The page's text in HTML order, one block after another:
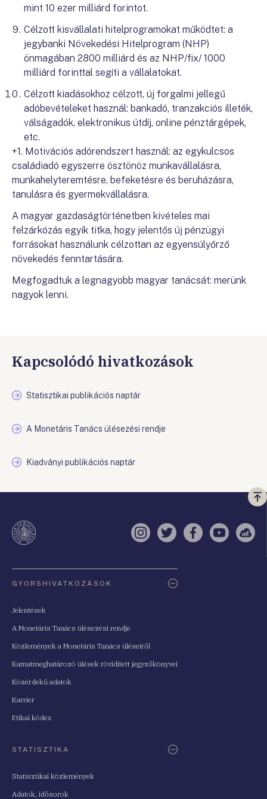
mint 10 ezer milliárd forintot.
Célzott kisvállalati hitelprogramokat működtet: a
jegybanki Növekedési Hitelprogram (NHP)
önmagában 2800 milliárd és az NHP/fix/ 1000
milliárd forinttal segíti a vállalatokat.
Célzott kiadásokhoz célzott, új forgalmi jellegű
adóbevételeket használ: bankadó, tranzakciós illeték,
válságadók, elektronikus útdíj, online pénztárgépek,
etc.
+1. Motivációs adórendszert használ: az egykulcsos
családiadó egyszerre ösztönöz munkavállalásra,
munkahelyteremtésre, befeketésre és beruházásra,
tanulásra és gyermekvállalásra.
A magyar gazdaságtörténetben kivételes mai
felzárkózás egyik titka, hogy jelentős új pénzügyi
forrásokat használunk célzottan az egyensúlyőrző
növekedés fenntartására.
Megfogadtuk a legnagyobb magyar tanácsát: merünk
nagyok lenni.
Kapcsolódó hivatkozások
Statisztikai publikációs naptár
A Monetáris Tanács ülésezési rendje
Kiadványi publikációs naptár
a
Instagram
TwitterFacebook
YouTube
GYORSHIVATKOZÁSOK
Jelentések
A Monetáris Tanács ülésezési rendje
Közlemények a Monetáris Tanács üléseiről
Kamatmeghatározó ülések rövidített jegyzőkönyvei
Közérdekű adatok
Karrier
Etikai kódex
STATISZTIKA
Statisztikai közlemények
Adatok, idősorok